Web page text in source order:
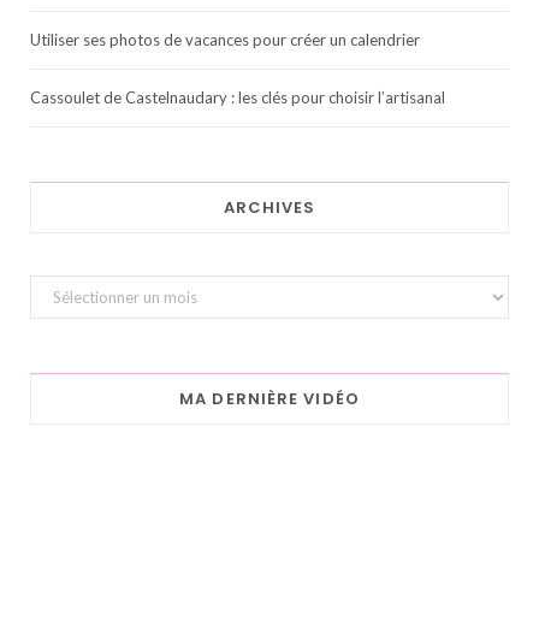
Utiliser ses photos de vacances pour créer un calendrier
Cassoulet de Castelnaudary : les clés pour choisir l’artisanal
ARCHIVES
Archives
MA DERNIÈRE VIDÉO